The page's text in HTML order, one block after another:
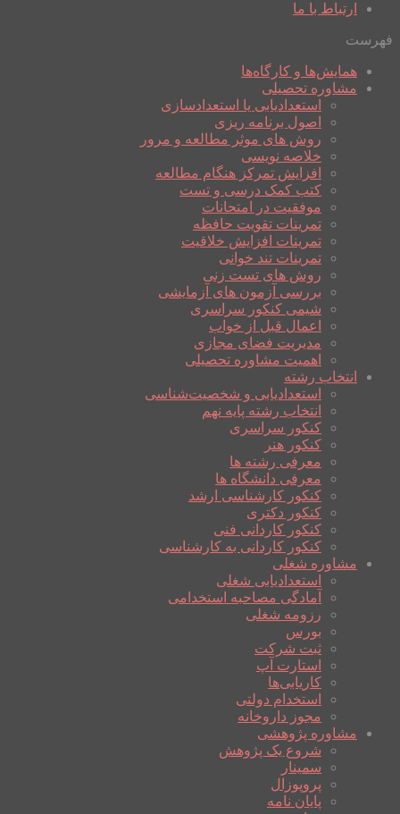
ارتباط با ما
فهرست
همایش‌ها و کارگاه‌ها
مشاوره تحصیلی
استعدادیابی یا استعدادسازی
اصول برنامه ریزی
روش های موثر مطالعه و مرور
خلاصه نویسی
افزایش تمرکز هنگام مطالعه
کتب کمک درسی و تست
موفقیت در امتحانات
تمرینات تقویت حافظه
تمرینات افزایش خلاقیت
تمرینات تند خوانی
روش های تست زنی
بررسی آزمون های آزمایشی
شیمی کنکور سراسری
اعمال قبل از خواب
مدیریت فضای مجازی
اهمیت مشاوره تحصیلی
انتخاب رشته
استعدادیابی و شخصیت‌شناسی
انتخاب رشته پایه نهم
کنکور سراسری
کنکور هنر
معرفی رشته ها
معرفی دانشگاه ها
کنکور کارشناسی ارشد
کنکور دکتری
کنکور کاردانی فنی
کنکور کاردانی به کارشناسی
مشاوره شغلی
استعدادیابی شغلی
آمادگی مصاحبه استخدامی
رزومه شغلی
بورس
ثبت شرکت
استارت آپ
کاریابی‌ها
استخدام دولتی
مجوز داروخانه
مشاوره پژوهشی
شروع یک پژوهش
سمینار
پروپوزال
پایان نامه